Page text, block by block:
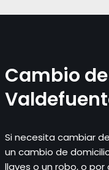
Cambio
Si necesita cambiar
un cambio de
llaves o un robo, o